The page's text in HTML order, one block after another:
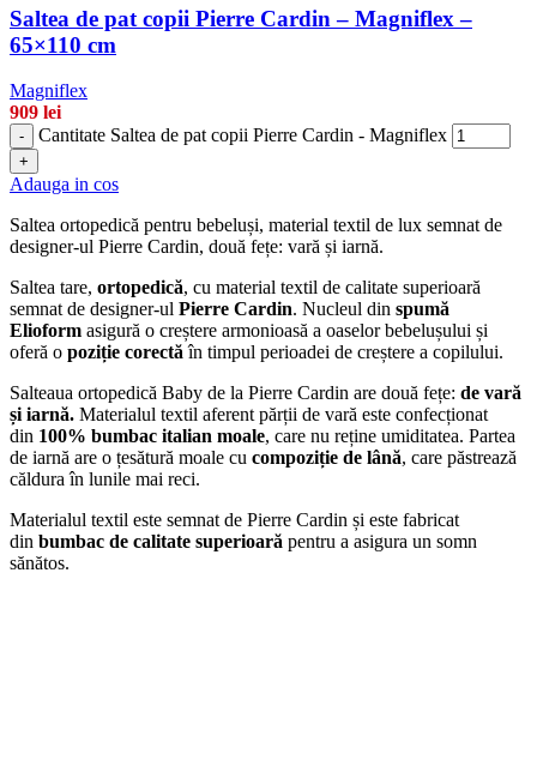
Saltea de pat copii Pierre Cardin – Magniflex –
65×110 cm
Magniflex
909 lei
- Cantitate Saltea de pat copii Pierre Cardin - Magniflex
+
Adauga in cos
Saltea ortopedică pentru bebeluși, material textil de lux semnat de
designer-ul Pierre Cardin, două fețe: vară și iarnă.
Saltea tare, ortopedică, cu material textil de calitate superioară
semnat de designer-ul Pierre Cardin. Nucleul din spumă
Elioform asigură o creștere armonioasă a oaselor bebelușului și
oferă o poziție corectăîn timpul perioadei de creștere a copilului.
Salteaua ortopedică Baby de la Pierre Cardin are două fețe: de vară
și iarnă. Materialul textil aferent părții de vară este confecționat
din 100% bumbac italian moale, care nu reține umiditatea. Partea
de iarnă are o țesătură moale cu compoziție de lână, care păstrează
căldura în lunile mai reci.
Materialul textil este semnat de Pierre Cardin și este fabricat
din bumbac de calitate superioară pentru a asigura un somn
sănătos.